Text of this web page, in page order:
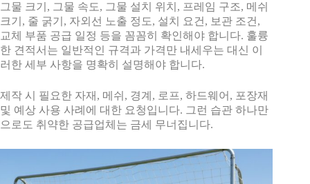
그물 크기, 그물 속도, 그물 설치 위치, 프레임 구조, 메쉬
크기, 줄 굵기, 자외선 노출 정도, 설치 요건, 보관 조건,
교체 부품 공급 일정 등을 꼼꼼히 확인해야 합니다. 훌륭
한 견적서는 일반적인 규격과 가격만 내세우는 대신 이
러한 세부 사항을 명확히 설명해야 합니다.
제작 시 필요한 자재, 메쉬, 경계, 로프, 하드웨어, 포장재
및 예상 사용 사례에 대한 요청입니다. 그런 습관 하나만
으로도 취약한 공급업체는 금세 무너집니다.